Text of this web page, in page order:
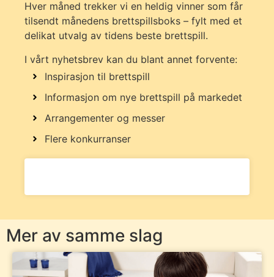
Hver måned trekker vi en heldig vinner som får
tilsendt månedens brettspillsboks – fylt med et
delikat utvalg av tidens beste brettspill.
I vårt nyhetsbrev kan du blant annet forvente:
Inspirasjon til brettspill
Informasjon om nye brettspill på markedet
Arrangementer og messer
Flere konkurranser
Mer av samme slag